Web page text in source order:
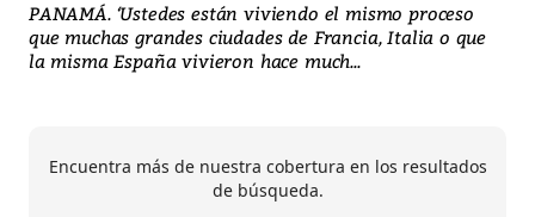
PANAMÁ. ‘Ustedes están viviendo el mismo proceso
que muchas grandes ciudades de Francia, Italia o que
la misma España vivieron hace much...
Encuentra más de nuestra cobertura en los resultados
de búsqueda.